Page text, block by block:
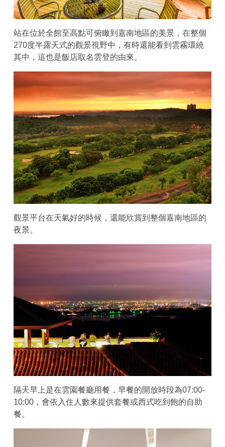
站在位於全館至高點可俯瞰到嘉南地區的美景，在整個
270度半露天式的觀景視野中，有時還能看到雲霧環繞
其中，這也是飯店取名雲登的由來。
觀景平台在天氣好的時候，還能欣賞到整個嘉南地區的
夜景。
隔天早上是在雲園餐廳用餐，早餐的開放時段為07:00-
10:00，會依入住人數來提供套餐或西式吃到飽的自助
餐。